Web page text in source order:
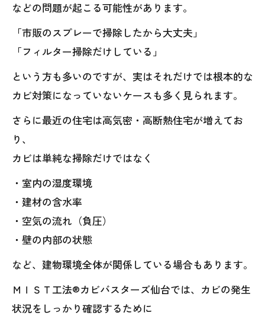
などの問題が起こる可能性があります。
「市販のスプレーで掃除したから大丈夫」
「フィルター掃除だけしている」
という方も多いのですが、実はそれだけでは根本的な
カビ対策になっていないケースも多く見られます。
さらに最近の住宅は高気密・高断熱住宅が増えてお
り、
カビは単純な掃除だけではなく
・室内の湿度環境
・建材の含水率
・空気の流れ（負圧）
・壁の内部の状態
など、建物環境全体が関係している場合もあります。
ＭＩＳＴ工法®カビバスターズ仙台では、カビの発生
状況をしっかり確認するために